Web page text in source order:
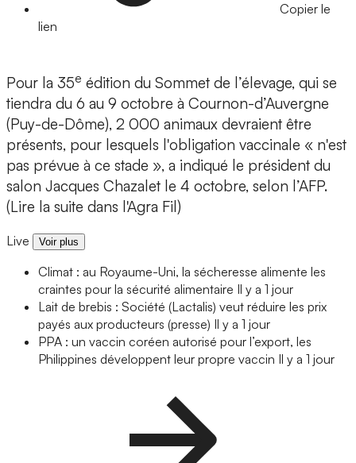
Copier le
lien
Pour la 35e édition du Sommet de l’élevage, qui se
tiendra du 6 au 9 octobre à Cournon-d’Auvergne
(Puy-de-Dôme), 2 000 animaux devraient être
présents, pour lesquels l'obligation vaccinale « n'est
pas prévue à ce stade », a indiqué le président du
salon Jacques Chazalet le 4 octobre, selon l’AFP.
(Lire la suite dans l'Agra Fil)
Live Voir plus
Climat : au Royaume-Uni, la sécheresse alimente les
craintes pour la sécurité alimentaire Il y a 1 jour
Lait de brebis : Société (Lactalis) veut réduire les prix
payés aux producteurs (presse) Il y a 1 jour
PPA : un vaccin coréen autorisé pour l’export, les
Philippines développent leur propre vaccin Il y a 1 jour